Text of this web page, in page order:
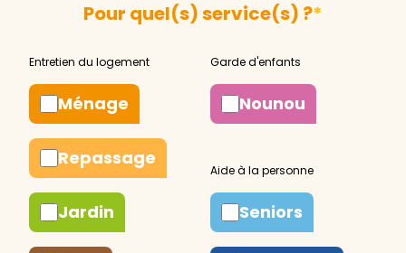
Pour quel(s) service(s) ?*
Ménage
Repassage
Jardin
Nounou
Seniors